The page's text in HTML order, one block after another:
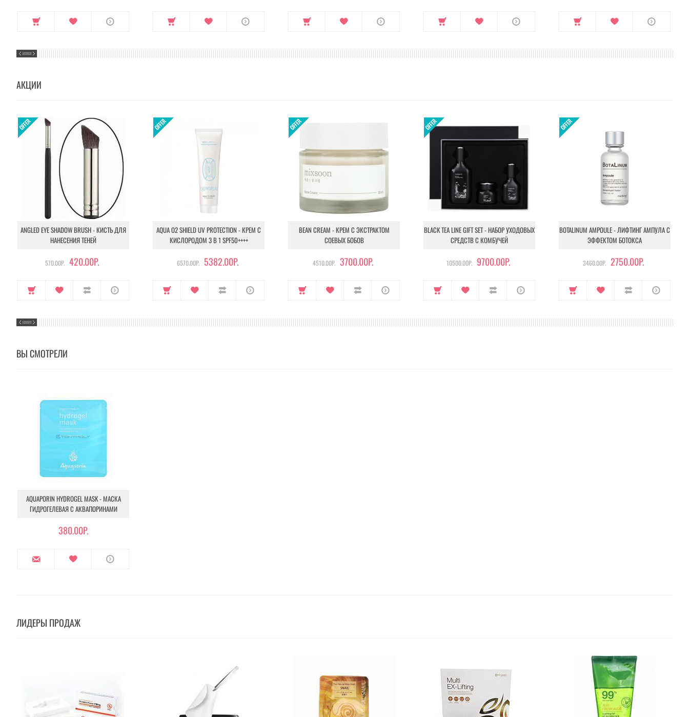
АКЦИИ
ANGLED EYE SHADOW BRUSH - КИСТЬ ДЛЯ
НАНЕСЕНИЯ ТЕНЕЙ
570.00Р. 420.00Р.
AQUA O2 SHIELD UV PROTECTION - КРЕМ С
КИСЛОРОДОМ 3 В 1 SPF50++++
6570.00Р. 5382.00Р.
BEAN CREAM - КРЕМ С ЭКСТРАКТОМ
СОЕВЫХ БОБОВ
4510.00Р. 3700.00Р.
BLACK TEA LINE GIFT SET - НАБОР УХОДОВЫХ
СРЕДСТВ С КОМБУЧЕЙ
10500.00Р. 9700.00Р.
BOTALINUM AMPOULE - ЛИФТИНГ АМПУЛА С
ЭФФЕКТОМ БОТОКСА
3460.00Р. 2750.00Р.
ВЫ СМОТРЕЛИ
AQUAPORIN HYDROGEL MASK - МАСКА
ГИДРОГЕЛЕВАЯ С АКВАПОРИНАМИ
380.00Р.
ЛИДЕРЫ ПРОДАЖ